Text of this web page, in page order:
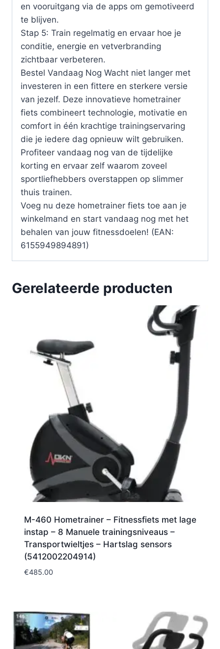
en vooruitgang via de apps om gemotiveerd
te blijven.
Stap 5: Train regelmatig en ervaar hoe je
conditie, energie en vetverbranding
zichtbaar verbeteren.
Bestel Vandaag Nog Wacht niet langer met
investeren in een fittere en sterkere versie
van jezelf. Deze innovatieve hometrainer
fiets combineert technologie, motivatie en
comfort in één krachtige trainingservaring
die je iedere dag opnieuw wilt gebruiken.
Profiteer vandaag nog van de tijdelijke
korting en ervaar zelf waarom zoveel
sportliefhebbers overstappen op slimmer
thuis trainen.
Voeg nu deze hometrainer fiets toe aan je
winkelmand en start vandaag nog met het
behalen van jouw fitnessdoelen! (EAN:
6155949894891)
Gerelateerde producten
M-460 Hometrainer – Fitnessfiets met lage
instap – 8 Manuele trainingsniveaus –
Transportwieltjes – Hartslag sensors
(5412002204914)
€485.00